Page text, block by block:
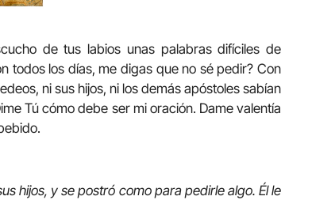
de tus labios unas palabras difíciles de
todos los días, me digas que no sé pedir? Con
ni sus hijos, ni los demás apóstoles sabían
Tú cómo debe ser mi oración. Dame valentía
hijos, y se postró como para pedirle algo. Él le